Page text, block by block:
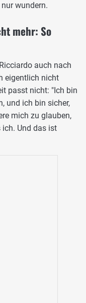
wundern.
mehr: So
auch nach
eigentlich nicht
passt nicht: "Ich bin
und ich bin sicher,
mich zu glauben,
ich. Und das ist